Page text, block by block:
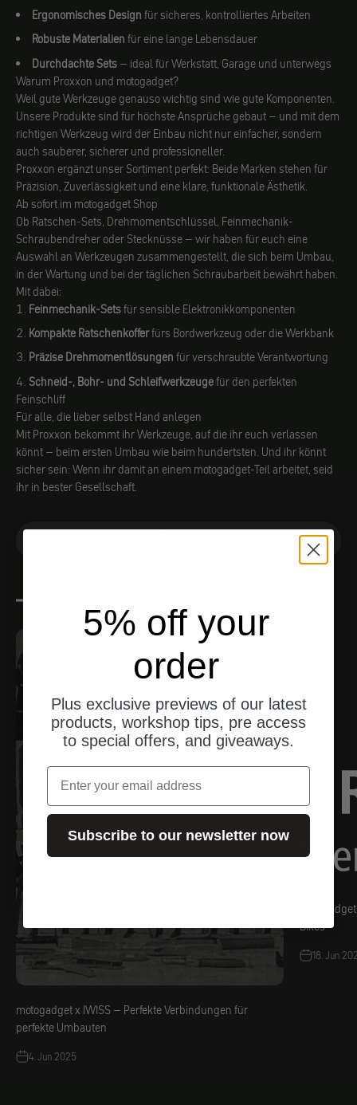
Ergonomisches Design für sicheres, kontrolliertes Arbeiten
Robuste Materialien für eine lange Lebensdauer
Durchdachte Sets – ideal für Werkstatt, Garage und unterwegs
Warum Proxxon und motogadget?
Weil gute Werkzeuge genauso wichtig sind wie gute Komponenten.
Unsere Produkte sind für höchste Ansprüche gebaut – und mit dem
richtigen Werkzeug wird der Einbau nicht nur einfacher, sondern
auch sauberer, sicherer und professioneller.
Proxxon ergänzt unser Sortiment perfekt: Beide Marken stehen für
Präzision, Zuverlässigkeit und eine klare, funktionale Ästhetik.
Ab sofort im motogadget Shop
Ob Ratschen-Sets, Drehmomentschlüssel, Feinmechanik-
Schraubendreher oder Stecknüsse – wir haben für euch eine
Auswahl an Werkzeugen zusammengestellt, die sich beim Umbau,
in der Wartung und bei der täglichen Schraubarbeit bewährt haben.
Mit dabei:
Feinmechanik-Setsfür sensible Elektronikkomponenten
Kompakte Ratschenkofferfürs Bordwerkzeug oder die Werkbank
Präzise Drehmomentlösungen für verschraubte Verantwortung
Schneid-, Bohr- und Schleifwerkzeugefür den perfekten
Feinschliff
Für alle, die lieber selbst Hand anlegen
Mit Proxxon bekommt ihr Werkzeuge, auf die ihr euch verlassen
könnt – beim ersten Umbau wie beim hundertsten. Und ihr könnt
sicher sein: Wenn ihr damit an einem motogadget-Teil arbeitet, seid
ihr in bester Gesellschaft.
motogadget x IWISS – Perfekte Verbindungen für
perfekte Umbauten
4. Jun 2025
Bikes
18. Jun
5% off your
order
Plus exclusive previews of our latest
products, workshop tips, pre access
to special offers, and giveaways.
Email
Subscribe to our newsletter now